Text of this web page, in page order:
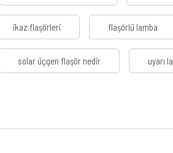
ikaz flaşörleri flaşörlü lamba
solar üçgen flaşör nedir uyarı